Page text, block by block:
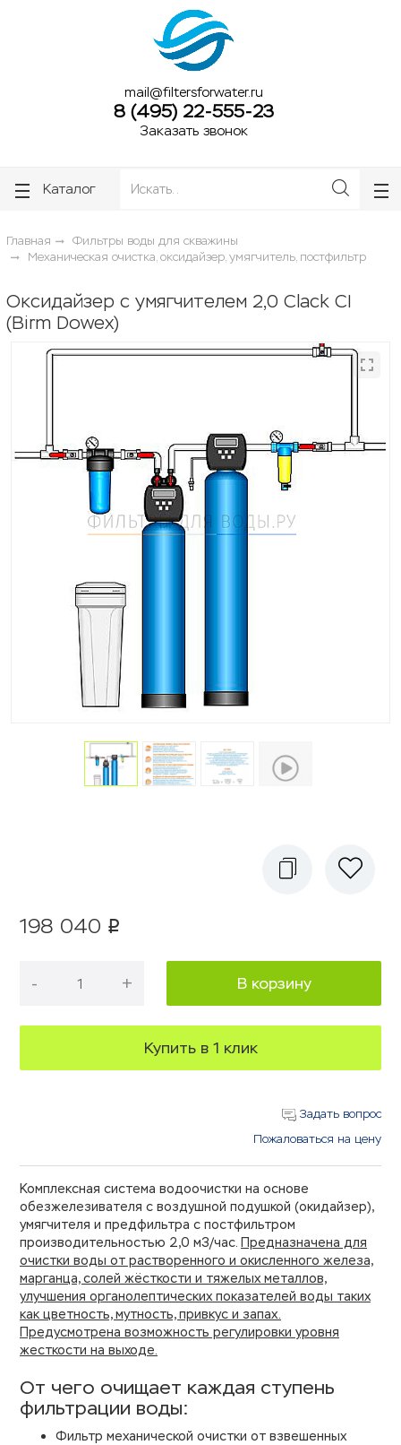
mail@filtersforwater.ru
8 (495) 22-555-23
Заказать звонок
Каталог
Главная
Фильтры воды для скважины
Механическая очистка, оксидайзер, умягчитель, постфильтр
Оксидайзер с умягчителем 2,0 Clack CI
(Birm Dowex)
198 040 p
- + В корзину
Купить в 1 клик
Задать вопрос
Пожаловаться на цену
Комплексная система водоочистки на основе
обезжелезивателя с воздушной подушкой (окидайзер),
умягчителя и предфильтра с постфильтром
производительностью 2,0 м3/час. Предназначена для
очистки воды от растворенного и окисленного железа,
марганца, солей жёсткости и тяжелых металлов,
улучшения органолептических показателей воды таких
как цветность, мутность, привкус и запах.
Предусмотрена возможность регулировки уровня
жесткости на выходе.
От чего очищает каждая ступень
фильтрации воды:
Фильтр механической очистки от взвешенных